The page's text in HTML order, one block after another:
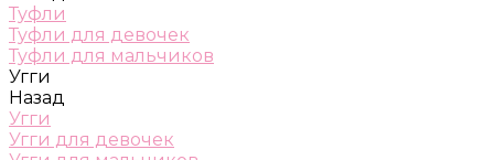
Туфли
Туфли для девочек
Туфли для мальчиков
Угги
Назад
Угги
Угги для девочек